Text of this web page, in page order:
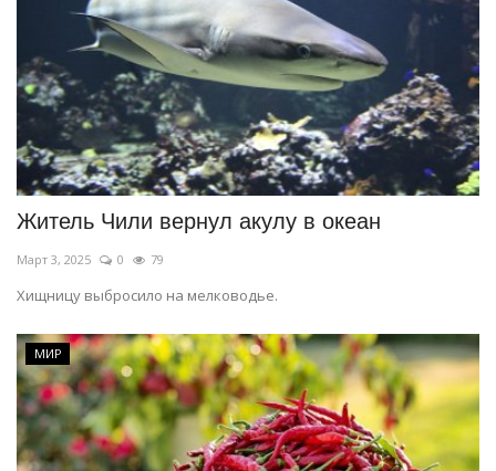
Русский
Житель Чили вернул акулу в океан
Март 3, 2025 0 79
Хищницу выбросило на мелководье.
МИР